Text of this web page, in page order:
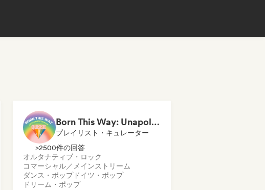
Born This Way: Unapologetically Queer
プレイリスト・キュレーター
>2500件の回答
オルタナティブ・ロック
コマーシャル／メインストリーム
ダンス・ポップドイツ・ポップ
ドリーム・ポップ